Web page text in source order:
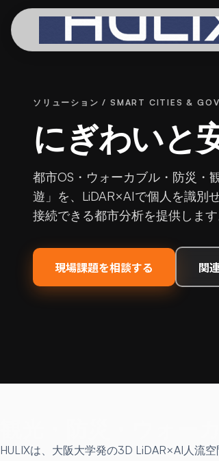
ソリューション / SMART CITIES &
にぎわいと
都市OS・ウォーカブル・防災・
遊」を、LiDAR×AIで個人を識別
接続できる都市分析を提供します
現場課題を相談する 関
HULIXは、大阪大学発の3D LiDAR×AI人流